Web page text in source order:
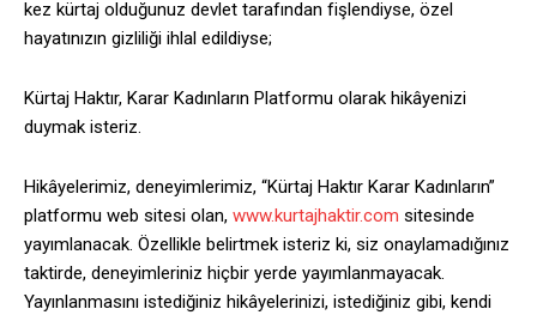
kez kürtaj olduğunuz devlet tarafından fişlendiyse, özel
hayatınızın gizliliği ihlal edildiyse;
Kürtaj Haktır, Karar Kadınların Platformu olarak hikâyenizi
duymak isteriz.
Hikâyelerimiz, deneyimlerimiz, “Kürtaj Haktır Karar Kadınların”
platformu web sitesi olan, www.kurtajhaktir.com sitesinde
yayımlanacak. Özellikle belirtmek isteriz ki, siz onaylamadığınız
taktirde, deneyimleriniz hiçbir yerde yayımlanmayacak.
Yayınlanmasını istediğiniz hikâyelerinizi, istediğiniz gibi, kendi